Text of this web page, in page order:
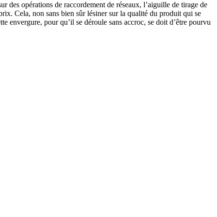
des opérations de raccordement de réseaux, l’aiguille de tirage de
Cela, non sans bien sûr lésiner sur la qualité du produit qui se
envergure, pour qu’il se déroule sans accroc, se doit d’être pourvu